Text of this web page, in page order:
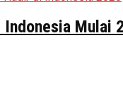
Mulai